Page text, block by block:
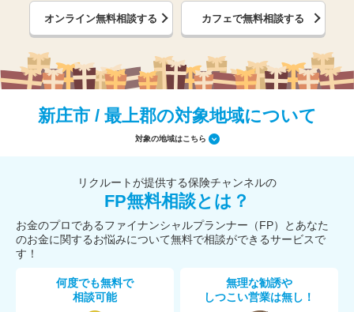
オンライン無料相談する カフェで無料相談する
新庄市 / 最上郡の対象地域について
対象の地域はこちら
リクルートが提供する保険チャンネルの
FP無料相談とは？
お金のプロであるファイナンシャルプランナー（FP）とあなた
のお金に関するお悩みについて無料で相談ができるサービスで
す！
何度でも無料で
相談可能
無理な勧誘や
しつこい営業は無し！